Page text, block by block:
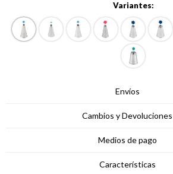
Variantes:
Envíos
Cambios y Devoluciones
Medios de pago
Características